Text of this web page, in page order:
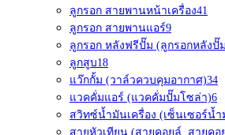
ลูกรอก สายพานหน้าเครื่อง41
ลูกรอก สายพานแอร์9
ลูกรอก หลังฟรีปั๊ม (ลูกรอกหลังปั๊
ลูกสูบ18
แว๊กกั้ม (วาล์วควบคุมอากาศ)34
แวคคั่มแอร์ (แวคคั่มปั๊มโซล่า)6
สวิทซ์น้ำมันเครื่อง (เซ็นเซอร์น้ำ
สายหัวเทียน (สายคอยล์, สายคอ